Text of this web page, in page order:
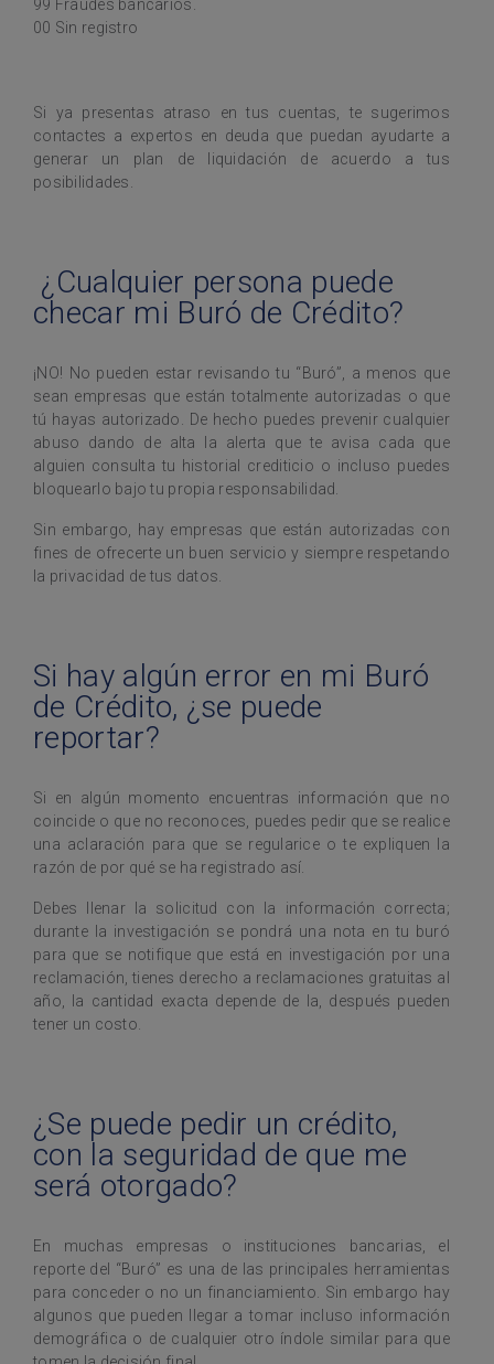
99 Fraudes bancarios.
00 Sin registro
Si ya presentas atraso en tus cuentas, te sugerimos
contactes a expertos en deuda que puedan ayudarte a
generar un plan de liquidación de acuerdo a tus
posibilidades.
¿Cualquier persona puede
checar mi Buró de Crédito?
¡NO! No pueden estar revisando tu “Buró”, a menos que
sean empresas que están totalmente autorizadas o que
tú hayas autorizado. De hecho puedes prevenir cualquier
abuso dando de alta la alerta que te avisa cada que
alguien consulta tu historial crediticio o incluso puedes
bloquearlo bajo tu propia responsabilidad.
Sin embargo, hay empresas que están autorizadas con
fines de ofrecerte un buen servicio y siempre respetando
la privacidad de tus datos.
Si hay algún error en mi Buró
de Crédito, ¿se puede
reportar?
Si en algún momento encuentras información que no
coincide o que no reconoces, puedes pedir que se realice
una aclaración para que se regularice o te expliquen la
razón de por qué se ha registrado así.
Debes llenar la solicitud con la información correcta;
durante la investigación se pondrá una nota en tu buró
para que se notifique que está en investigación por una
reclamación, tienes derecho a reclamaciones gratuitas al
año, la cantidad exacta depende de la, después pueden
tener un costo.
¿Se puede pedir un crédito,
con la seguridad de que me
será otorgado?
En muchas empresas o instituciones bancarias, el
reporte del “Buró” es una de las principales herramientas
para conceder o no un financiamiento. Sin embargo hay
algunos que pueden llegar a tomar incluso información
demográfica o de cualquier otro índole similar para que